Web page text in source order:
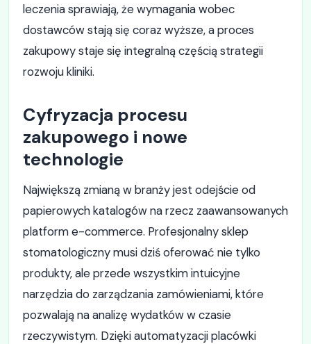
leczenia sprawiają, że wymagania wobec
dostawców stają się coraz wyższe, a proces
zakupowy staje się integralną częścią strategii
rozwoju kliniki.
Cyfryzacja procesu
zakupowego i nowe
technologie
Największą zmianą w branży jest odejście od
papierowych katalogów na rzecz zaawansowanych
platform e-commerce. Profesjonalny sklep
stomatologiczny musi dziś oferować nie tylko
produkty, ale przede wszystkim intuicyjne
narzędzia do zarządzania zamówieniami, które
pozwalają na analizę wydatków w czasie
rzeczywistym. Dzięki automatyzacji placówki